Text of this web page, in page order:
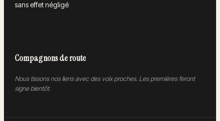
sans effet négligé
Compagnons de route
Nous tissons nos liens avec des voix proches. Les premières feront
signe bientôt.